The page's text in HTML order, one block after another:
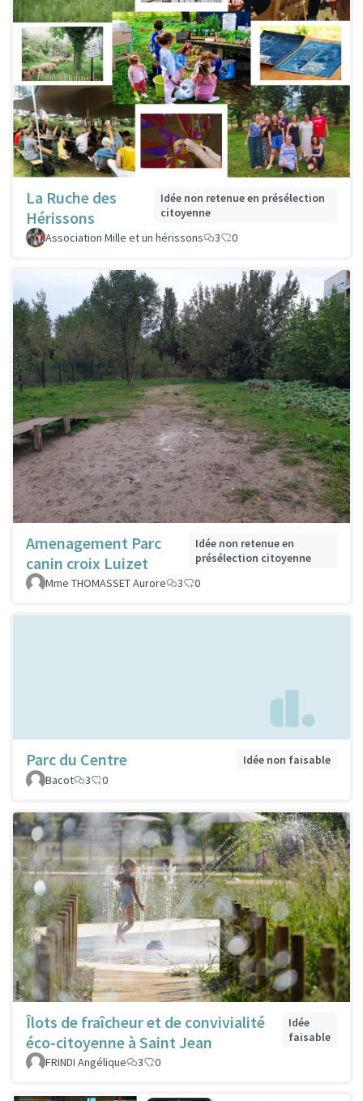
La Ruche des
Hérissons
Idée non retenue en présélection
citoyenne
Association Mille et un hérissons
3 0
Amenagement Parc
canin croix Luizet
Idée non retenue en
présélection citoyenne
Mme THOMASSET Aurore
3 0
Parc du Centre
Idée non faisable
Bacot
3 0
Îlots de fraîcheur et de convivialité
éco-citoyenne à Saint Jean
Idée
faisable
FRINDI Angélique
3 0